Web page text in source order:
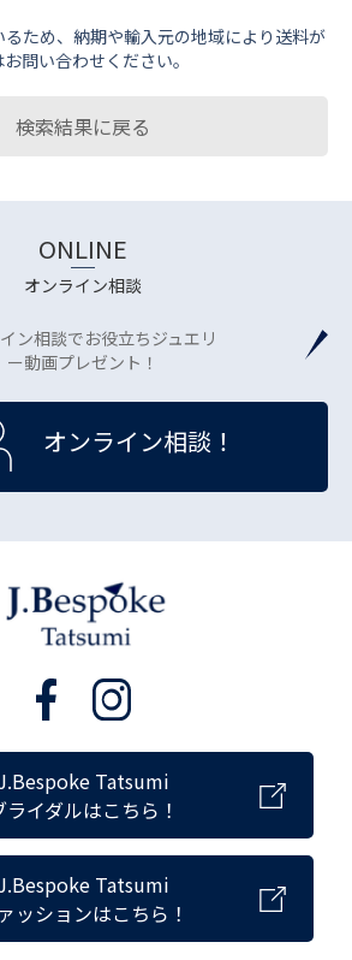
ため、納期や輸⼊元の地域により送料が
問い合わせください。
検索結果に戻る
ONLINE
オンライン相談
ン相談でお役立ちジュエリ
ー動画プレゼント！
オンライン相談！
Tatsumi
ライダルはこちら！
Tatsumi
ッションはこちら！